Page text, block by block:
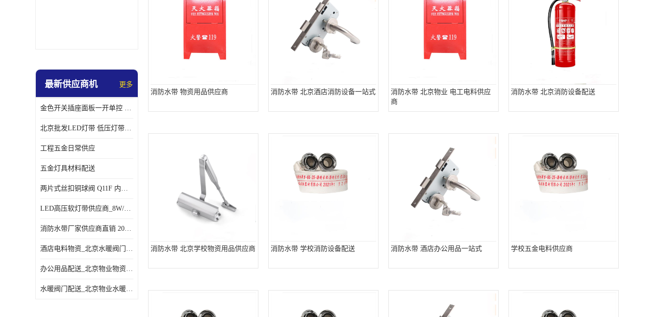
最新供应商机 更多
金色开关插座面板一开单控 _一开双控五孔插座
北京批发LED灯带 低压灯带定制 景观亮化灯条
工程五金日常供应
五金灯具材料配送
两片式丝扣铜球阀 Q11F 内螺纹铜球阀
LED高压软灯带供应商_8W/米客厅吊顶暗槽
消防水带厂家供应商直销 20-65-25消防水带
酒店电料物资_北京水暖阀门一站式
办公用品配送_北京物业物资配送
水暖阀门配送_北京物业水暖阀门配送
消防水带 物资用品供应商 消防水带 北京酒店消防设备一站式
消防水带 北京物业 电工电料供应
商
消防水带 北京消防设备配送
消防水带 北京学校物资用品供应商 消防水带 学校消防设备配送 消防水带 酒店办公用品一站式 学校五金电料供应商